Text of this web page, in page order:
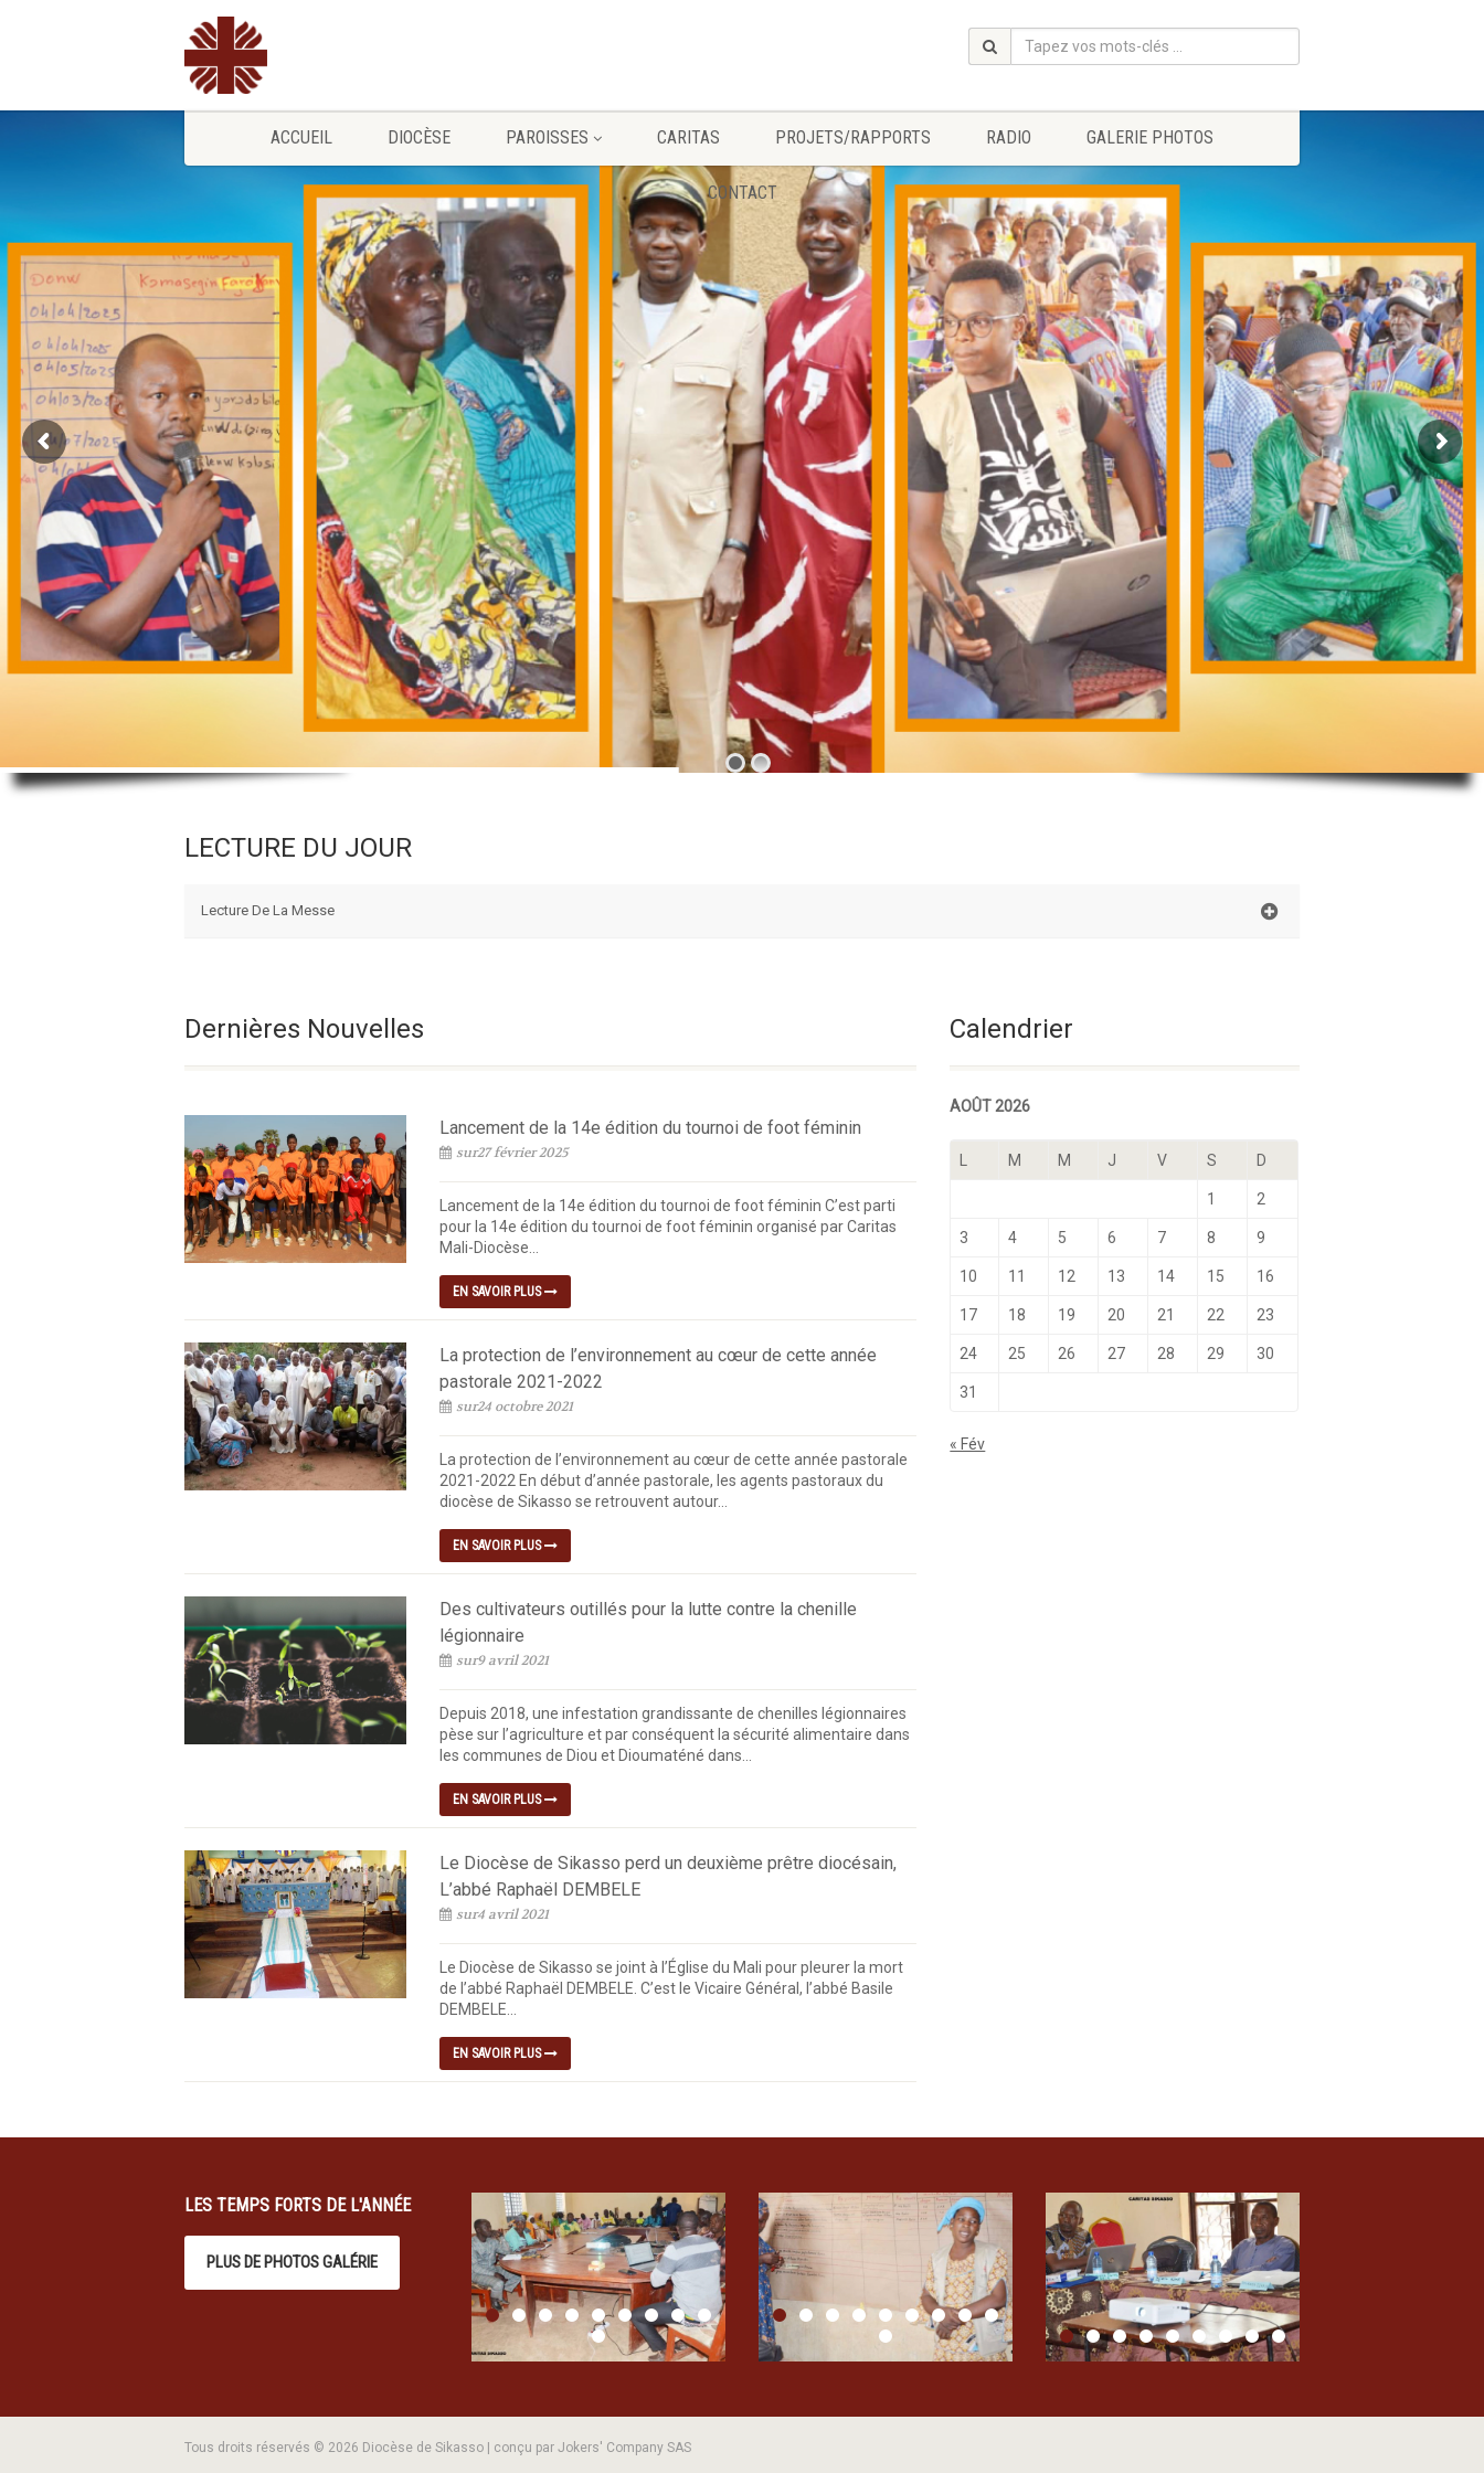
ACCUEIL DIOCÈSE PAROISSES CARITAS PROJETS/RAPPORTS RADIO GALERIE PHOTOS
CONTACT
LECTURE DU JOUR
Lecture De La Messe
Dernières Nouvelles
Lancement de la 14e édition du tournoi de foot féminin
sur27 février 2025
Lancement de la 14e édition du tournoi de foot féminin C’est parti
pour la 14e édition du tournoi de foot féminin organisé par Caritas
Mali-Diocèse...
EN SAVOIR PLUS
La protection de l’environnement au cœur de cette année
pastorale 2021-2022
sur24 octobre 2021
La protection de l’environnement au cœur de cette année pastorale
2021-2022 En début d’année pastorale, les agents pastoraux du
diocèse de Sikasso se retrouvent autour...
EN SAVOIR PLUS
Des cultivateurs outillés pour la lutte contre la chenille
légionnaire
sur9 avril 2021
Depuis 2018, une infestation grandissante de chenilles légionnaires
pèse sur l’agriculture et par conséquent la sécurité alimentaire dans
les communes de Diou et Dioumaténé dans...
EN SAVOIR PLUS
Le Diocèse de Sikasso perd un deuxième prêtre diocésain,
L’abbé Raphaël DEMBELE
sur4 avril 2021
Le Diocèse de Sikasso se joint à l’Église du Mali pour pleurer la mort
de l’abbé Raphaël DEMBELE. C’est le Vicaire Général, l’abbé Basile
DEMBELE...
EN SAVOIR PLUS
Calendrier
AOÛT 2026
M M J V S D
1 2
3 4 5 6 7 8 9
10 11 12 13 14 15 16
17 18 19 20 21 22 23
24 25 26 27 28 29 30
31
« Fév
LES TEMPS FORTS DE L'ANNÉE
PLUS DE PHOTOS GALÉRIE
Tous droits réservés © 2026 Diocèse de Sikasso | conçu par Jokers' Company SAS